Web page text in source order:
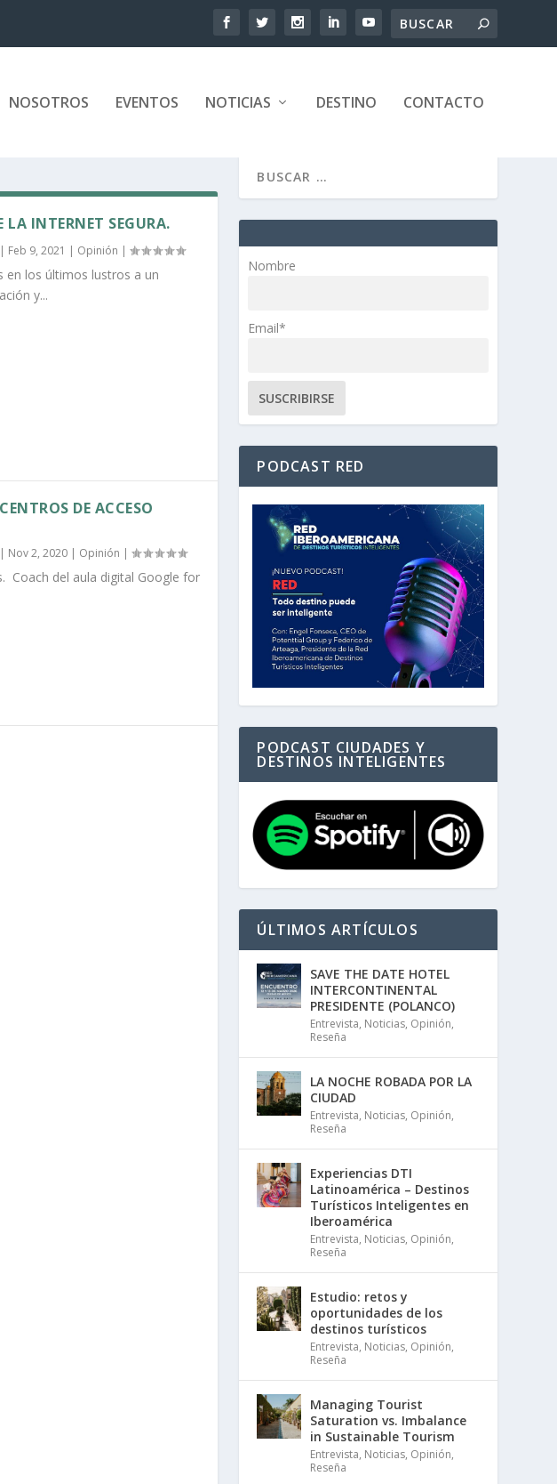
NOSOTROS EVENTOS NOTICIAS DESTINO CONTACTO
INTERNET SEGURA.
| Feb 9, 2021 | Opinión |
en los últimos lustros a un
y...
DE ACCESO
| Nov 2, 2020| Opinión |
Coach del aula digital Google for
Nombre
Email*
PODCAST RED
PODCAST CIUDADES Y
DESTINOS INTELIGENTES
ÚLTIMOS ARTÍCULOS
SAVE THE DATE HOTEL
INTERCONTINENTAL
PRESIDENTE (POLANCO)
Entrevista, Noticias, Opinión,
Reseña
LA NOCHE ROBADA POR LA
CIUDAD
Entrevista, Noticias, Opinión,
Reseña
Experiencias DTI
Latinoamérica – Destinos
Turísticos Inteligentes en
Iberoamérica
Entrevista, Noticias, Opinión,
Reseña
Estudio: retos y
oportunidades de los
destinos turísticos
Entrevista, Noticias, Opinión,
Reseña
Managing Tourist
Saturation vs. Imbalance
in Sustainable Tourism
Entrevista, Noticias, Opinión,
Reseña